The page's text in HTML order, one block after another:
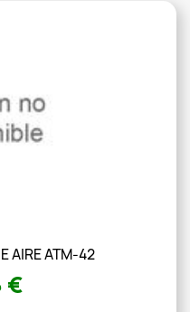
AIRE ATM-42
€